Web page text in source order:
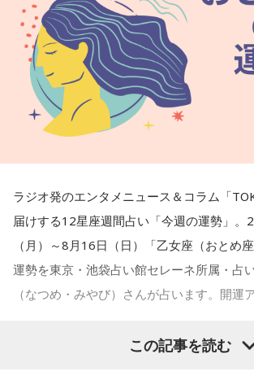
ラジオ発のエンタメニュース＆コラム「
届けする12星座週間占い「今週の運勢」。
（月）～8月16日（日）「乙女座（おとめ
運勢を東京・池袋占い館セレーネ所属・占
（なつめ・みやび）さんが占います。開運
この記事を読む